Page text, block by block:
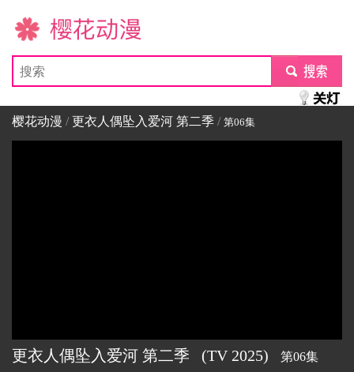
樱花动漫
submit
樱花动漫 /更衣人偶坠入爱河 第二季 / 第06集
更衣人偶坠入爱河 第二季 (TV 2025) 第06集